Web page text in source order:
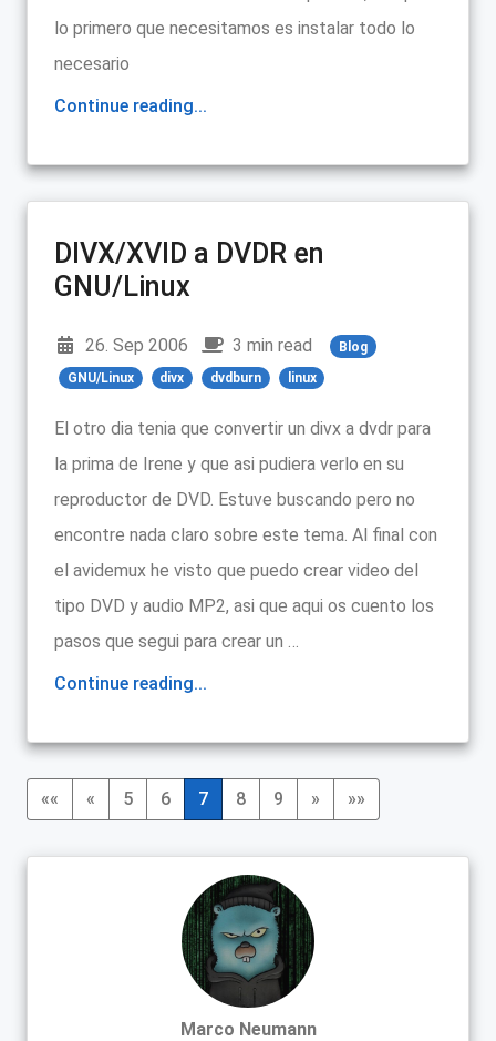
lo primero que necesitamos es instalar todo lo
necesario
Continue reading...
DIVX/XVID a DVDR en
GNU/Linux
26. Sep 2006 3 min read Blog
GNU/Linux divx dvdburn linux
El otro dia tenia que convertir un divx a dvdr para
la prima de Irene y que asi pudiera verlo en su
reproductor de DVD. Estuve buscando pero no
encontre nada claro sobre este tema. Al final con
el avidemux he visto que puedo crear video del
tipo DVD y audio MP2, asi que aqui os cuento los
pasos que segui para crear un …
Continue reading...
«« « 5 6 7 8 9 » »»
Marco Neumann